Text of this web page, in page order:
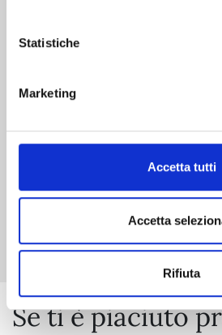
Statistiche
Marketing
Accetta tutti
Accetta
Rifiuta
Mostra tutto
Se ti è piaciuto